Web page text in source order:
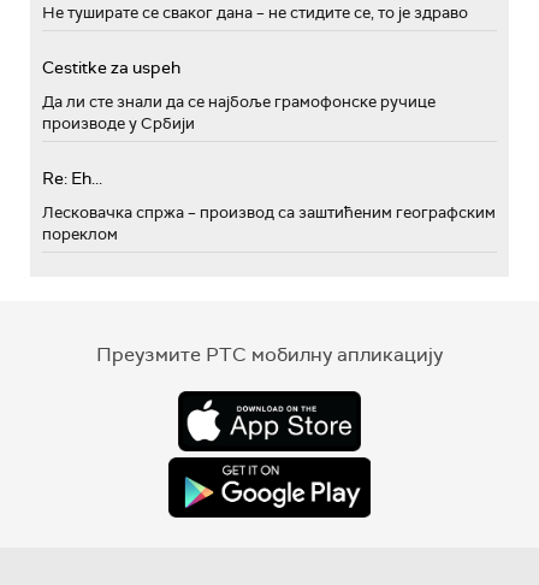
Не туширате се сваког дана – не стидите се, то је здраво
Cestitke za uspeh
Да ли сте знали да се најбоље грамофонске ручице
производе у Србији
Re: Eh...
Лесковачка спржа – производ са заштићеним географским
пореклом
Преузмите РТС мобилну апликацију